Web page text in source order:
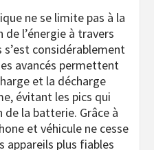
ne se limite pas à la
l’énergie à travers
considérablement
avancés permettent
et la décharge
évitant les pics qui
la batterie. Grâce à
et véhicule ne cesse
appareils plus fiables